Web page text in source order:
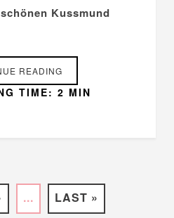
Kussmund
READING
TIME: 2 MIN
... LAST »